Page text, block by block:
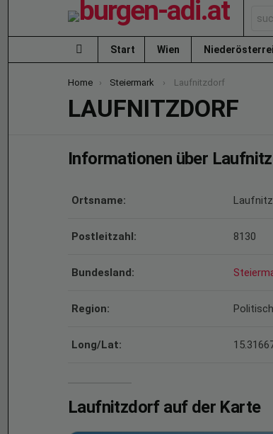
for:
Menu
Start Wien
You are here:
Home Steiermark Laufnitzdorf
LAUFNITZDORF
Informationen über
Ortsname:
Postleitzahl: 8130
Bundesland:
Region:
Long/Lat:
Laufnitzdorf auf der Karte